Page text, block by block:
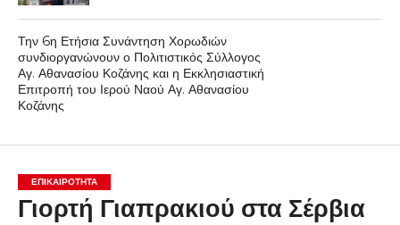
Την 6η Ετήσια Συνάντηση Χορωδιών
συνδιοργανώνουν ο Πολιτιστικός Σύλλογος
Αγ. Αθανασίου Κοζάνης και η Εκκλησιαστική
Επιτροπή του Ιερού Ναού Αγ. Αθανασίου
Κοζάνης
ΕΠΙΚΑΙΡΟΤΗΤΑ
Γιορτή Γιαπρακιού στα Σέρβια